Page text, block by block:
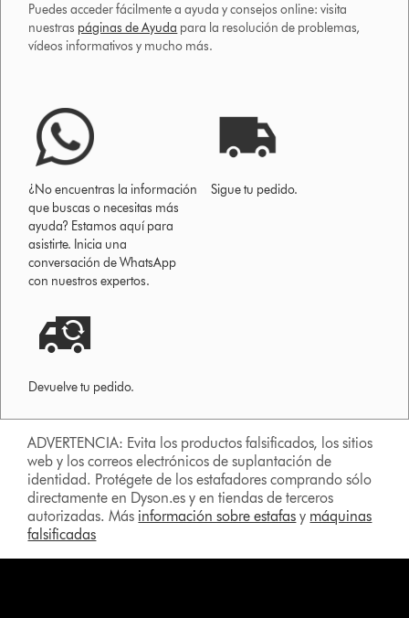
Puedes acceder fácilmente a ayuda y consejos online: visita
nuestras páginas de Ayuda para la resolución de problemas,
vídeos informativos y mucho más.
¿No encuentras la información
que buscas o necesitas más
ayuda? Estamos aquí para
asistirte. Inicia una
conversación de WhatsApp
con nuestros expertos.
Sigue tu pedido.
Devuelve tu pedido.
ADVERTENCIA: Evita los productos falsificados, los sitios
web y los correos electrónicos de suplantación de
identidad. Protégete de los estafadores comprando sólo
directamente en Dyson.es y en tiendas de terceros
autorizadas. Más información sobre estafas y máquinas
falsificadas